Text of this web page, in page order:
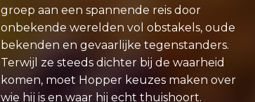
groep aan een spannende reis door
onbekende werelden vol obstakels, oude
bekenden en gevaarlijke tegenstanders.
Terwijl ze steeds dichter bij de waarheid
komen, moet Hopper keuzes maken over
wie hij is en waar hij echt thuishoort.